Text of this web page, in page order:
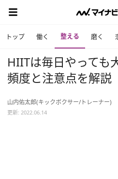
トップ 働く 整える 磨く
HIITは毎日やって
頻度と注意点を解説
山内佑太郎(キックボクサー/トレーナー)
更新: 2022.06.14